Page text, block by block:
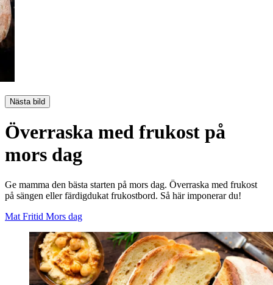
Nästa bild
Överraska med frukost på
mors dag
Ge mamma den bästa starten på mors dag. Överraska med frukost
på sängen eller färdigdukat frukostbord. Så här imponerar du!
Mat Fritid Mors dag